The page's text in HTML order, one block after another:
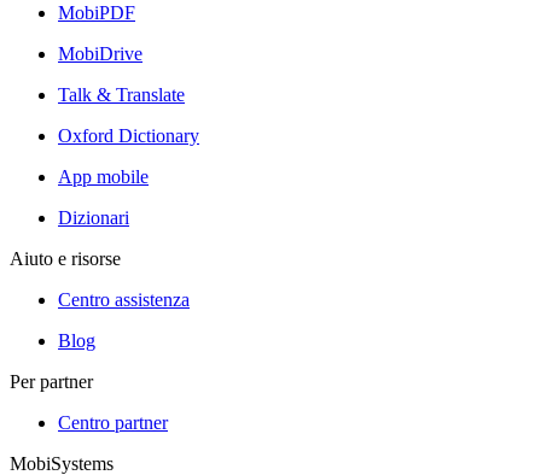
MobiPDF
MobiDrive
Talk & Translate
Oxford Dictionary
App mobile
Dizionari
Aiuto e risorse
Centro assistenza
Blog
Per partner
Centro partner
MobiSystems